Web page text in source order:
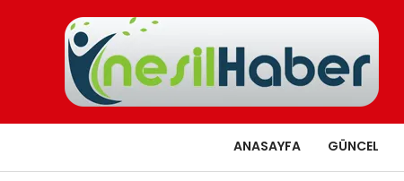
ANASAYFA GÜNCEL